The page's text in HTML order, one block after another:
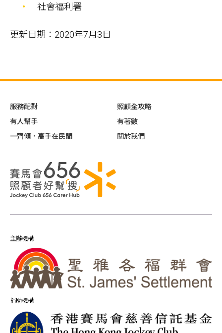
社會福利署
更新日期：2020年7月3日
主辦機構
捐助機構
服務配對
有人幫手
一齊傾．高手在民間
照顧全攻略
有著數
關於我們